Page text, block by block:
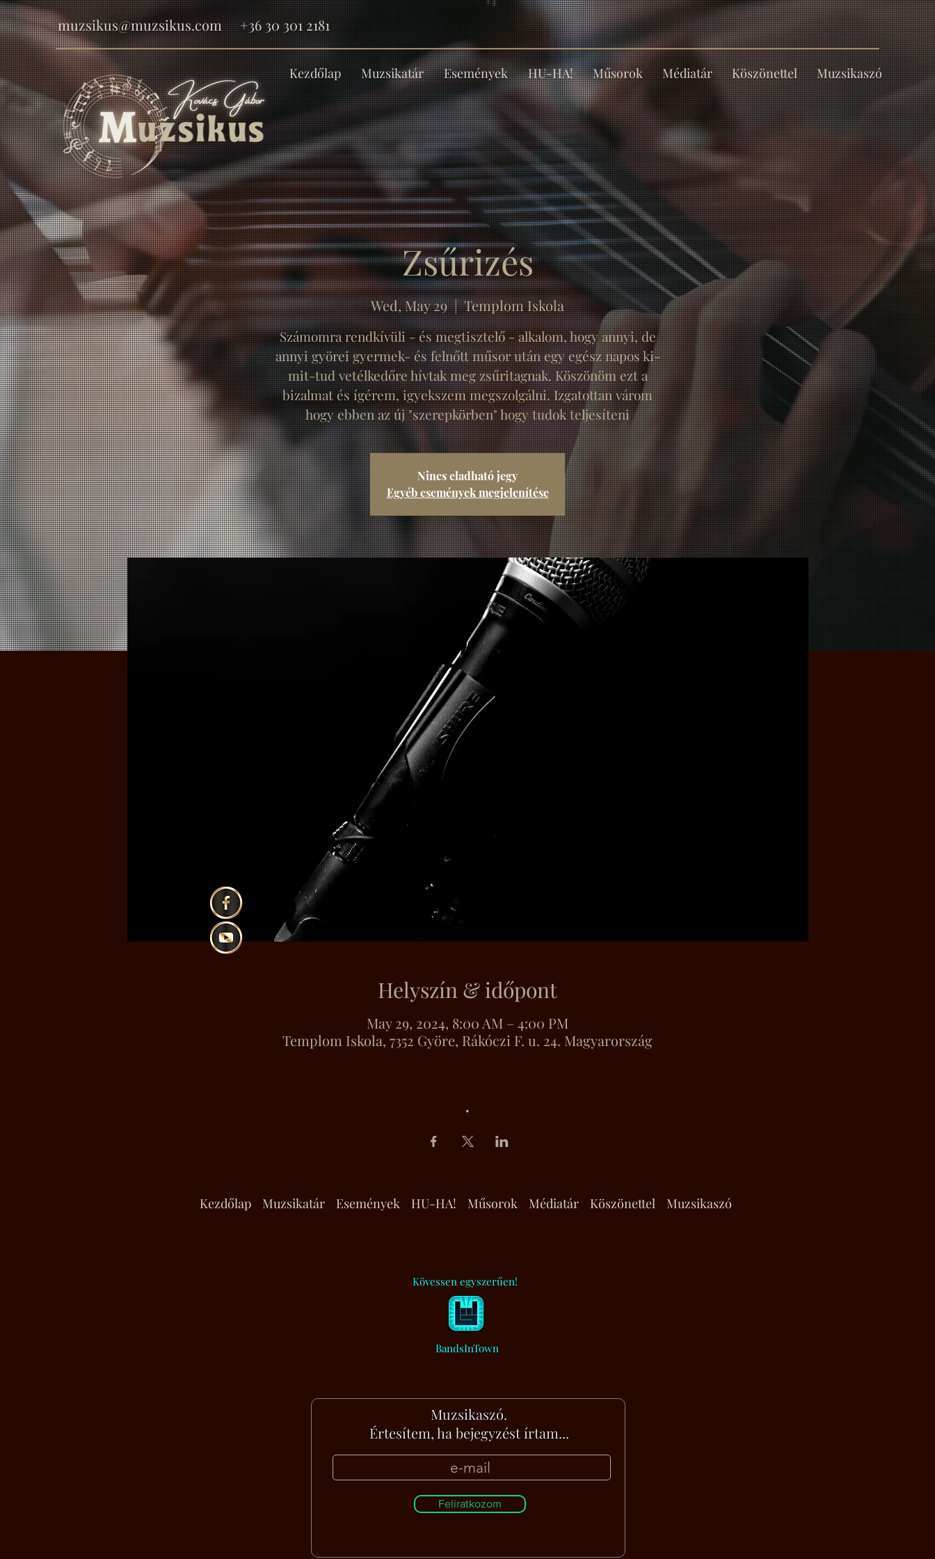
muzsikus@muzsikus.com +36 30 301 2181
Kezdőlap Muzsikatár Események HU-HA! Műsorok Médiatár Köszönettel Muzsikaszó
Zsűrizés
Wed, May 29
  |
Templom Iskola
Számomra rendkívüli - és megtisztelő - alkalom, hogy annyi, de
annyi györei gyermek- és felnőtt műsor után egy egész napos ki-
mit-tud vetélkedőre hívtak meg zsűritagnak. Köszönöm ezt a
bizalmat és ígérem, igyekszem megszolgálni. Izgatottan várom
hogy ebben az új "szerepkörben" hogy tudok teljesíteni
Nincs eladható jegy
Egyéb események megjelenítése
Helyszín & időpont
May 29, 2024, 8:00 AM – 4:00 PM
Templom Iskola, 7352 Györe, Rákóczi F. u. 24. Magyarország
.
Kezdőlap Muzsikatár Események HU-HA! Műsorok Médiatár Köszönettel Muzsikaszó
Kövessen egyszerűen!
BandsInTown
Muzsikaszó.
Értesítem, ha bejegyzést írtam...
Feliratkozom